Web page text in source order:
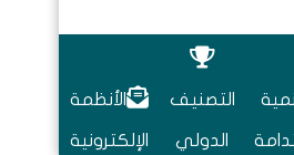
التصنيف
الدولي
الأنظمة
الإلكترونية